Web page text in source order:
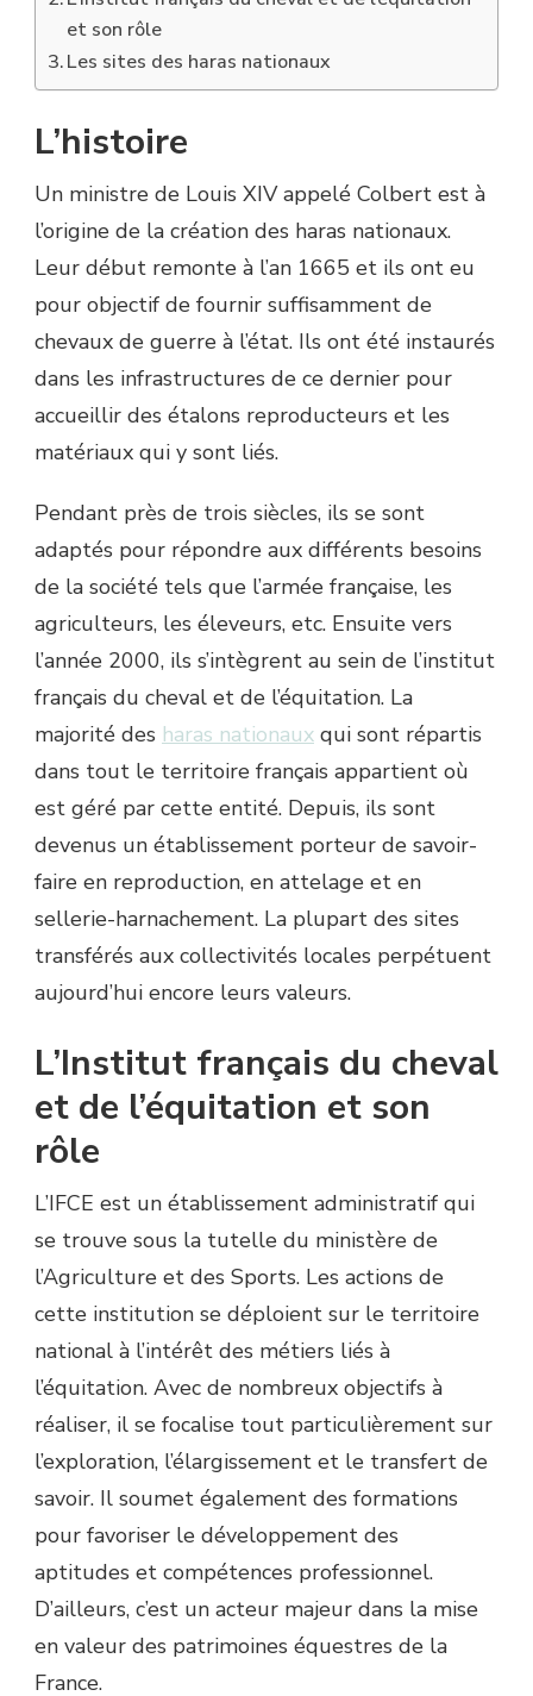
et son rôle
Les sites des haras nationaux
L’histoire
Un ministre de Louis XIV appelé Colbert est à
l’origine de la création des haras nationaux.
Leur début remonte à l’an 1665 et ils ont eu
pour objectif de fournir suffisamment de
chevaux de guerre à l’état. Ils ont été instaurés
dans les infrastructures de ce dernier pour
accueillir des étalons reproducteurs et les
matériaux qui y sont liés.
Pendant près de trois siècles, ils se sont
adaptés pour répondre aux différents besoins
de la société tels que l’armée française, les
agriculteurs, les éleveurs, etc. Ensuite vers
l’année 2000, ils s’intègrent au sein de l’institut
français du cheval et de l’équitation. La
majorité des haras nationaux qui sont répartis
dans tout le territoire français appartient où
est géré par cette entité. Depuis, ils sont
devenus un établissement porteur de savoir-
faire en reproduction, en attelage et en
sellerie-harnachement. La plupart des sites
transférés aux collectivités locales perpétuent
aujourd’hui encore leurs valeurs.
L’Institut français du cheval
et de l’équitation et son
rôle
L’IFCE est un établissement administratif qui
se trouve sous la tutelle du ministère de
l’Agriculture et des Sports. Les actions de
cette institution se déploient sur le territoire
national à l’intérêt des métiers liés à
l’équitation. Avec de nombreux objectifs à
réaliser, il se focalise tout particulièrement sur
l’exploration, l’élargissement et le transfert de
savoir. Il soumet également des formations
pour favoriser le développement des
aptitudes et compétences professionnel.
D’ailleurs, c’est un acteur majeur dans la mise
en valeur des patrimoines équestres de la
France.